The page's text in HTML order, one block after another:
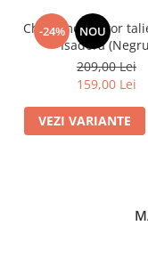
-24% NOU
Chilot modelator
Isadora
209,00 Lei
159,00 Lei
VEZI VARIANTE